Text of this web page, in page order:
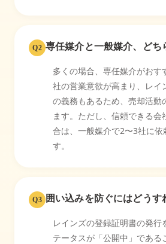
Q2 専任媒介と一般媒介、どち
多くの場合、専任媒介がおす
社の営業意欲が高まり、レイ
の義務もあるため、売却活動
ます。ただし、信頼できる会
合は、一般媒介で2〜3社に
す。
Q3 囲い込みを防ぐにはどうす
レインズの登録証明書の発行
テータスが「公開中」である